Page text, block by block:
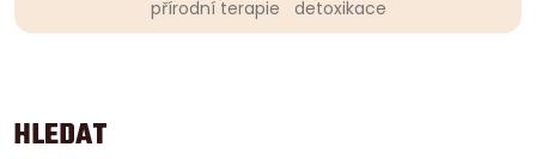
HLEDAT
přírodní terapie
detoxikace